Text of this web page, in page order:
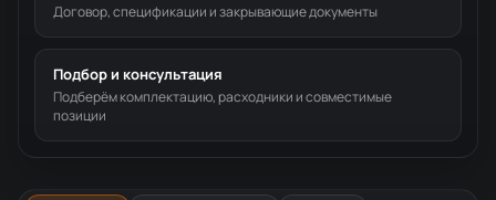
Договор, спецификации и закрывающие документы
Подбор и консультация
Подберём комплектацию, расходники и совместимые
позиции